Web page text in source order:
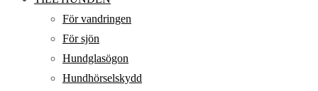
För vandringen
För sjön
Hundglasögon
Hundhörselskydd